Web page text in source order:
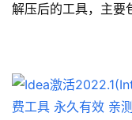
解压后的工具，主要